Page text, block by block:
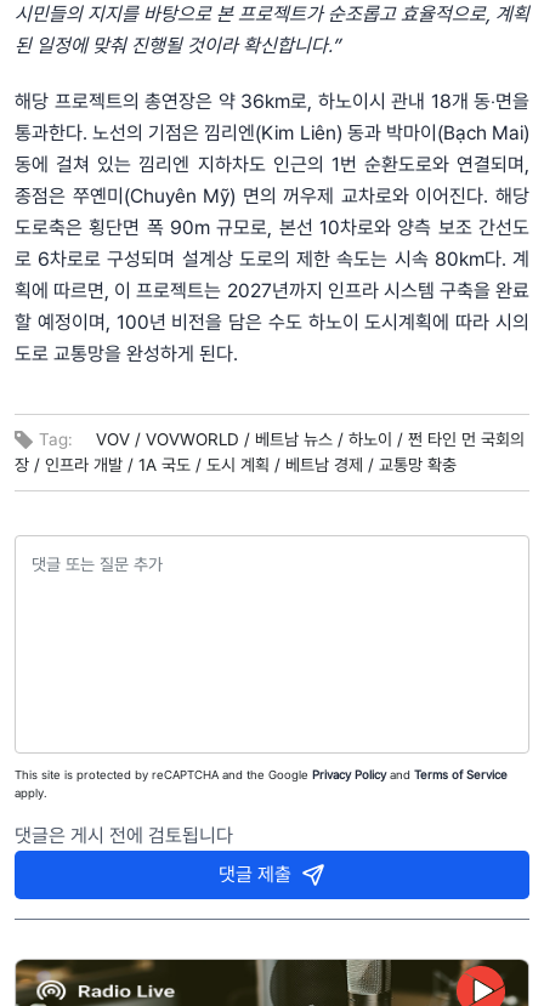
시민들의 지지를 바탕으로 본 프로젝트가 순조롭고 효율적으로, 계획
된 일정에 맞춰 진행될 것이라 확신합니다.”
해당 프로젝트의 총연장은 약 36km로, 하노이시 관내 18개 동‧면을
통과한다. 노선의 기점은 낌리엔(Kim Liên) 동과 박마이(Bạch Mai)
동에 걸쳐 있는 낌리엔 지하차도 인근의 1번 순환도로와 연결되며,
종점은 쭈옌미(Chuyên Mỹ) 면의 꺼우제 교차로와 이어진다. 해당
도로축은 횡단면 폭 90m 규모로, 본선 10차로와 양측 보조 간선도
로 6차로로 구성되며 설계상 도로의 제한 속도는 시속 80km다. 계
획에 따르면, 이 프로젝트는 2027년까지 인프라 시스템 구축을 완료
할 예정이며, 100년 비전을 담은 수도 하노이 도시계획에 따라 시의
도로 교통망을 완성하게 된다.
Tag: VOV / VOVWORLD / 베트남 뉴스 / 하노이 / 쩐 타인 먼 국회의
장 / 인프라 개발 / 1A 국도 / 도시 계획 / 베트남 경제 / 교통망 확충
This site is protected by reCAPTCHA and the Google Privacy Policyand Terms of Service
apply.
댓글은 게시 전에 검토됩니다
댓글 제출